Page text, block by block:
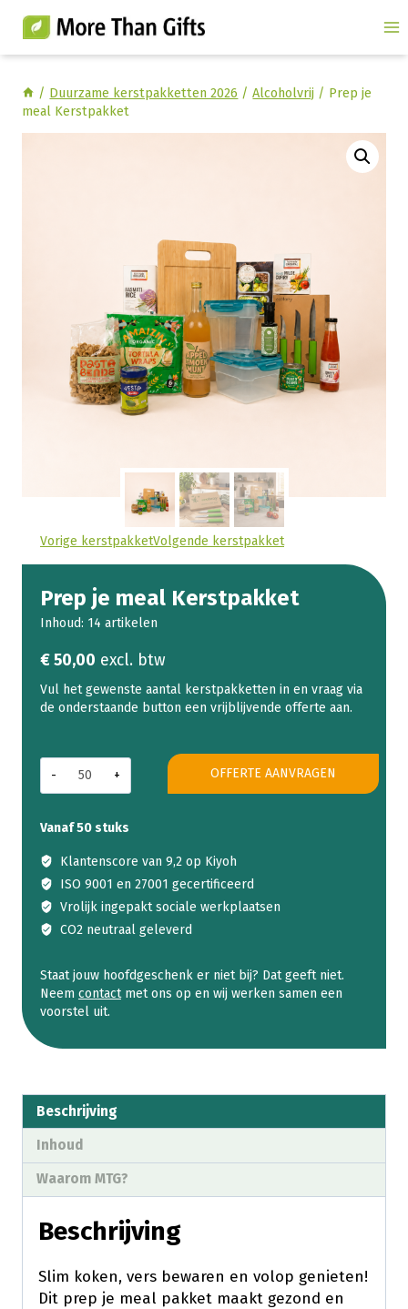
naar
inhoud
/ Duurzame kerstpakketten 2026 / Alcoholvrij / Prep je
meal Kerstpakket
Prep je meal Kerstpakket
Inhoud: 14 artikelen
€50,00 excl. btw
Vorige kerstpakketVolgende kerstpakket
je
Kerstpakket
OFFERTE AANVRAGEN
Vanaf 50 stuks
Klantenscore van 9,2 op Kiyoh
ISO 9001 en 27001 gecertificeerd
Vrolijk ingepakt sociale werkplaatsen
CO2 neutraal geleverd
Staat jouw hoofdgeschenk er niet bij? Dat geeft niet.
Neem contactmet ons op en wij werken samen een
voorstel uit.
Beschrijving
Inhoud
Waarom MTG?
Beschrijving
Slim koken, vers bewaren en volop genieten!
Dit prep je meal pakket maakt gezond en